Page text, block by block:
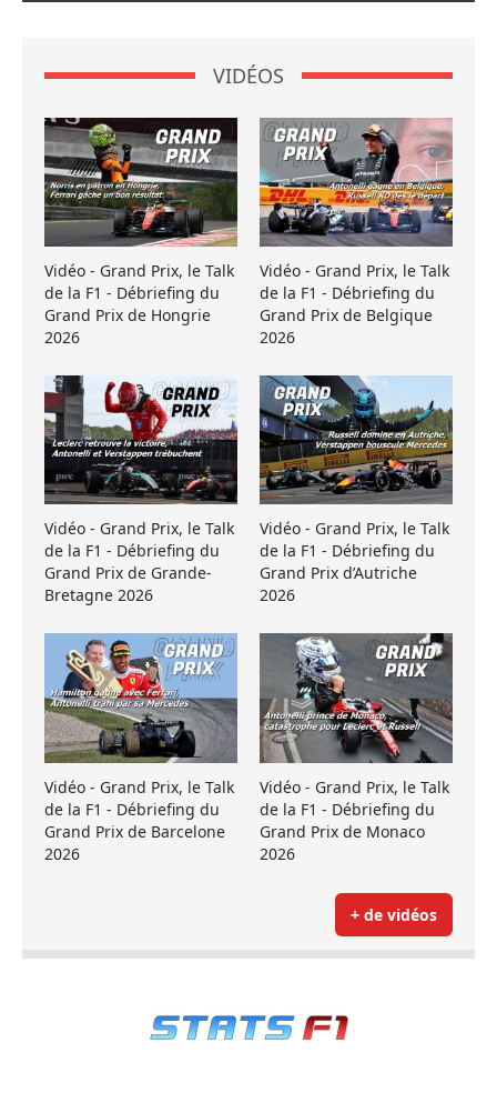
VIDÉOS
Vidéo - Grand Prix, le Talk
de la F1 - Débriefing du
Grand Prix de Hongrie
2026
Vidéo - Grand Prix, le Talk
de la F1 - Débriefing du
Grand Prix de Belgique
2026
Vidéo - Grand Prix, le Talk
de la F1 - Débriefing du
Grand Prix de Grande-
Bretagne 2026
Vidéo - Grand Prix, le Talk
de la F1 - Débriefing du
Grand Prix d’Autriche
2026
Vidéo - Grand Prix, le Talk
de la F1 - Débriefing du
Grand Prix de Barcelone
2026
Vidéo - Grand Prix, le Talk
de la F1 - Débriefing du
Grand Prix de Monaco
2026
+ de vidéos